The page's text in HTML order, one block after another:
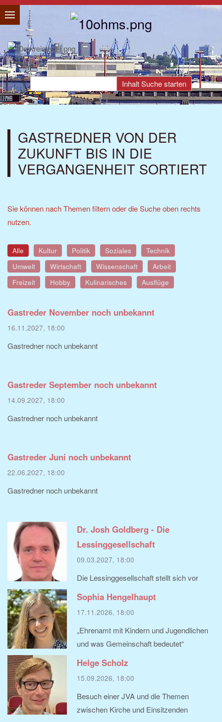
GASTREDNER VON DER
ZUKUNFT BIS IN DIE
VERGANGENHEIT SORTIERT
Sie können nach Themen filtern oder die Suche oben rechts
nutzen.
Alle Kultur Politik Soziales
Technik
Umwelt
Wirtschaft Wissenschaft
Arbeit
Freizeit
Hobby Kulinarisches Ausflüge
Gastreder November noch unbekannt
16.11.2027, 18:00
Gastredner noch unbekannt
Gastreder September noch unbekannt
14.09.2027, 18:00
Gastredner noch unbekannt
Gastreder Juni noch unbekannt
22.06.2027, 18:00
Gastredner noch unbekannt
Dr. Josh Goldberg - Die
Lessinggesellschaft
09.03.2027, 18:00
Die Lessinggesellschaft stellt sich vor
Sophia Hengelhaupt
17.11.2026, 18:00
„Ehrenamt mit Kindern und Jugendlichen
und was Gemeinschaft bedeutet“
Helge Scholz
15.09.2026, 18:00
Besuch einer JVA und die Themen
zwischen Kirche und Einsitzenden